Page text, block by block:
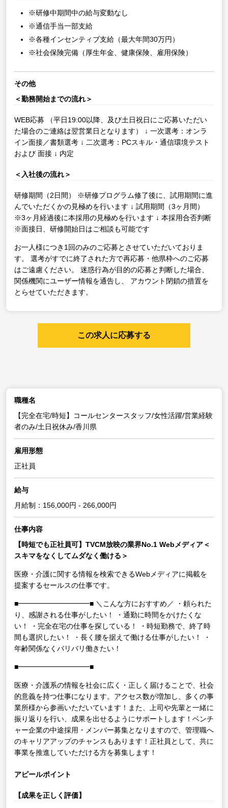
※研修中期間中の給与変動なし
※通信手当一部支給
※各種インセンティブ支給（最大年間30万円）
※社会保険完備（厚生年金、健康保険、雇用保険）
その他
＜勤務開始までの流れ＞
WEB応募 （平日19:00以降、及び土日祝日にご応募いただい
た場合のご連絡は翌営業日となります）
↓ 一次選考：オンラ
イン面接／書類選考 ↓ 二次選考：PCスキル・通信環境テスト
および 面接 ↓ 内定
＜入社後の流れ＞
研修期間（2日間）
※研修プログラム修了後に、試用期間に進
んでいただくかの見極めを行います ↓ 試用期間（3ヶ月間）
※3ヶ月経過後に本採用の見極めを行います ↓ 本採用合否判断
※面接日、研修開始日はご相談も可能です
お一人様につき1回のみのご応募とさせていただいておりま
す。
選考がすでに終了された方で再応募・他県枠へのご応募
はご遠慮ください。
迷惑行為が目的の応募と判断した場合、
関係機関にユーザー情報を通告し、
アカウント閉鎖の措置を
とらせていただきます。
この求人に応募する
職種名
【完全在宅/時短】コールセンタースタッフ/女性活躍/営業経験
者のみ/土日祝休み/香川県
雇用形態
正社員
給与
月給制：156,000円 - 266,000円
仕事内容
【時短でも正社員可】TVCM放映の業界No.1 Webメディア＜
スキマをなくしてムダなく働ける＞
医療・介護に関する情報を検索できるWebメディアに掲載を
提案するセールスの仕事です。
■━━━━━━━━━━■ ＼こんな方におすすめ／
・頼られた
り、感謝される仕事がしたい！
・通勤に時間をかけたくな
い！
・完全在宅の仕事を探している！
・時短勤務で、終了時
間も選択したい！
・長く腰を据えて働ける仕事がしたい！
・
年齢関係なくバリバリ働きたい！
■━━━━━━━━━━■
医療・介護系の情報を社会に広く・正しく届けることで、社会
的意義を持つ仕事になります。アクセス数が増加し、多くの事
業所様から参画いただいています！また、上司や先輩と一緒に
振り返りを行い、成果を出せるようにサポートします！ベンチ
ャー企業の中途採用・メンバー募集となりますので、管理職へ
のキャリアアップのチャンスもあります！正社員として、共に
事業を推進していただける方を募集します！
アピールポイント
【成果を正しく評価】